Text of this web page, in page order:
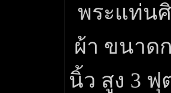
พระแท่น
ผ้า ขนาด
นิ้ว สูง 3 ฟุ